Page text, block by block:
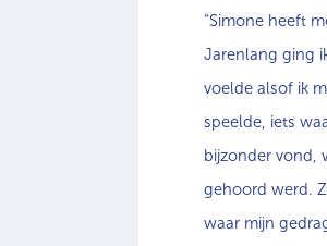
“Simone heeft
Jarenlang ging
voelde alsof ik
speelde, iets
bijzonder vond,
gehoord werd.
waar mijn